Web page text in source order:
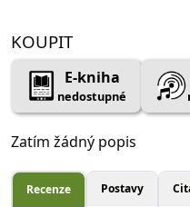
KOUPIT
E-kniha
nedostupné
Zatím žádný popis
Recenze Postavy